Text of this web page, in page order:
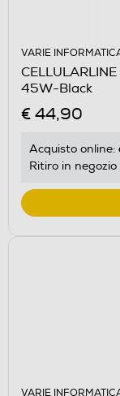
VARIE
45W-Black
€ 44,90
Acquisto online:
Ritiro in
VARIE